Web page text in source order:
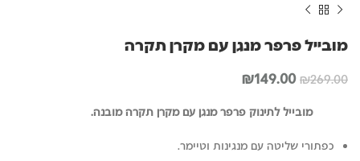
מובייל פרפר מנגן עם מקרן תקרה
₪269.00
המחיר
היה:
₪149.00
המחיר
הוא:
מובייל לתינוק פרפר מנגן עם מקרן תקרה מובנה.
כפתורי שליטה עם מנגינות וטיימר.